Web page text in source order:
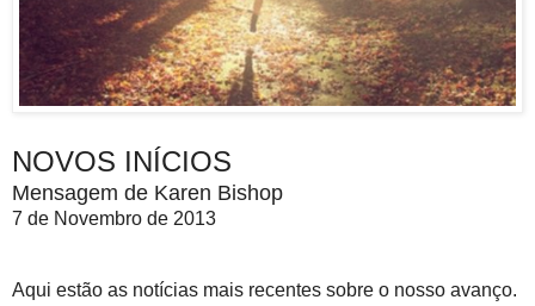
NOVOS INÍCIOS
Mensagem de Karen Bishop
7 de Novembro de 2013
Aqui estão as notícias mais recentes sobre o nosso avanço.